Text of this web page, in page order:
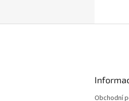
Obchodní